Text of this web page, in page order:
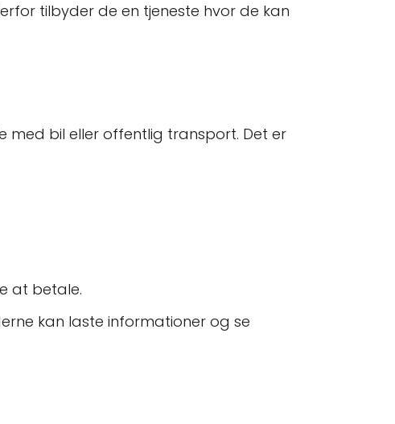
tilbyder de en tjeneste hvor de kan
med bil eller offentlig transport. Det er
at betale.
kan laste informationer og se